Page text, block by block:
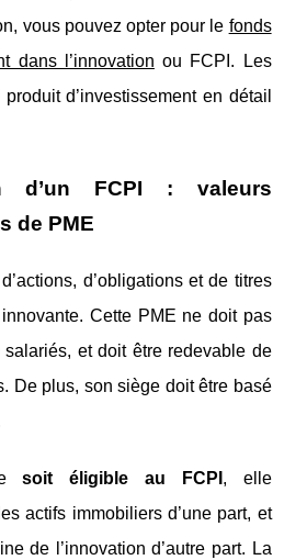
vous pouvez opter pour le fonds
dans l’innovation ou FCPI. Les
d’investissement en détail
d’un FCPI : valeurs
de PME
d’obligations et de titres
Cette PME ne doit pas
et doit être redevable de
De plus, son siège doit être basé
soit éligible au FCPI , elle
actifs immobiliers d’une part, et
de l’innovation d’autre part. La